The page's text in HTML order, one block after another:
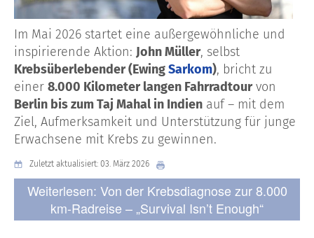
Im Mai 2026 startet eine außergewöhnliche und
inspirierende Aktion: John Müller, selbst
Krebsüberlebender (EwingSarkom), bricht zu
einer 8.000 Kilometer langen Fahrradtourvon
Berlin bis zum Taj Mahal in Indien auf – mit dem
Ziel, Aufmerksamkeit und Unterstützung für junge
Erwachsene mit Krebs zu gewinnen.
Zuletzt aktualisiert: 03. März 2026
Weiterlesen: Von der Krebsdiagnose zur 8.000
km-Radreise – „Survival Isn’t Enough“